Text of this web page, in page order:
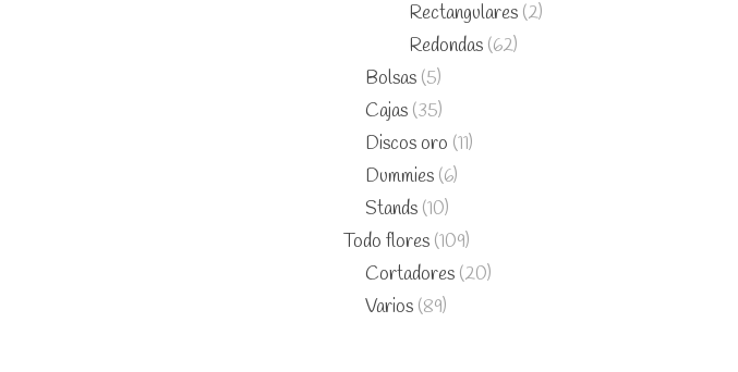
Rectangulares (2)
Redondas (62)
Bolsas (5)
Cajas (35)
Discos oro (11)
Dummies (6)
Stands (10)
Todo flores (109)
Cortadores (20)
Varios (89)